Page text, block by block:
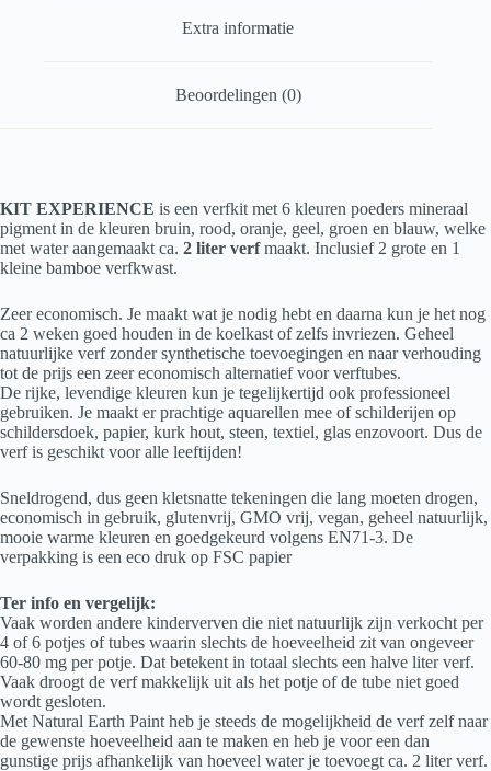
Extra informatie
Beoordelingen (0)
KIT EXPERIENCE is een verfkit met 6 kleuren poeders mineraal
pigment in de kleuren bruin, rood, oranje, geel, groen en blauw, welke
met water aangemaakt ca. 2 liter verfmaakt. Inclusief 2 grote en 1
kleine bamboe verfkwast.
Zeer economisch. Je maakt wat je nodig hebt en daarna kun je het nog
ca 2 weken goed houden in de koelkast of zelfs invriezen. Geheel
natuurlijke verf zonder synthetische toevoegingen en naar verhouding
tot de prijs een zeer economisch alternatief voor verftubes.
De rijke, levendige kleuren kun je tegelijkertijd ook professioneel
gebruiken. Je maakt er prachtige aquarellen mee of schilderijen op
schildersdoek, papier, kurk hout, steen, textiel, glas enzovoort. Dus de
verf is geschikt voor alle leeftijden!
Sneldrogend, dus geen kletsnatte tekeningen die lang moeten drogen,
economisch in gebruik, glutenvrij, GMO vrij, vegan, geheel natuurlijk,
mooie warme kleuren en goedgekeurd volgens EN71-3. De
verpakking is een eco druk op FSC papier
Ter info en vergelijk:
Vaak worden andere kinderverven die niet natuurlijk zijn verkocht per
4 of 6 potjes of tubes waarin slechts de hoeveelheid zit van ongeveer
60-80 mg per potje. Dat betekent in totaal slechts een halve liter verf.
Vaak droogt de verf makkelijk uit als het potje of de tube niet goed
wordt gesloten.
Met Natural Earth Paint heb je steeds de mogelijkheid de verf zelf naar
de gewenste hoeveelheid aan te maken en heb je voor een dan
gunstige prijs afhankelijk van hoeveel water je toevoegt ca. 2 liter verf.